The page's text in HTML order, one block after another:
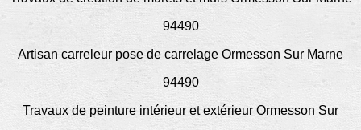
94490
Artisan carreleur pose de carrelage Ormesson Sur Marne
94490
Travaux de peinture intérieur et extérieur Ormesson Sur